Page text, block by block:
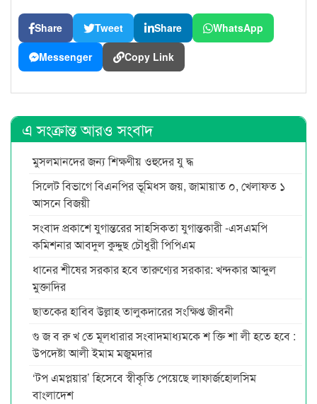
Share Tweet Share WhatsApp
Messenger Copy Link
এ সংক্রান্ত আরও সংবাদ
মুসলমানদের জন্য শিক্ষণীয় ওহুদের যু দ্ধ
সিলেট বিভাগে বিএনপির ভূমিধস জয়, জামায়াত ০, খেলাফত ১
আসনে বিজয়ী
সংবাদ প্রকাশে যুগান্তরের সাহসিকতা যুগান্তকারী -এসএমপি
কমিশনার আবদুল কুদ্দুছ চৌধুরী পিপিএম
ধানের শীষের সরকার হবে তারুণ্যের সরকার: খন্দকার আব্দুল
মুক্তাদির
ছাতকের হাবিব উল্লাহ তালুকদারের সংক্ষিপ্ত জীবনী
গু জ ব রু খ তে মূলধারার সংবাদমাধ্যমকে শ ক্তি শা লী হতে হবে :
উপদেষ্টা আলী ইমাম মজুমদার
‘টপ এমপ্লয়ার’ হিসেবে স্বীকৃতি পেয়েছে লাফার্জহোলসিম
বাংলাদেশ